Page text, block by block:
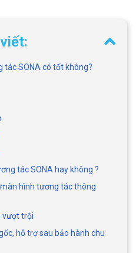
tác SONA có tốt không?
tác SONA hay không ?
hình tương tác thông
vượt trội
hỗ trợ sau bảo hành chu